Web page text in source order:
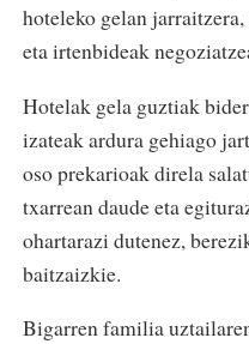
hoteleko gelan
eta irtenbideak
Hotelak gela guztiak
izateak ardura gehiago
oso prekarioak direla
txarrean daude eta
ohartarazi dutenez,
baitzaizkie.
Bigarren familia